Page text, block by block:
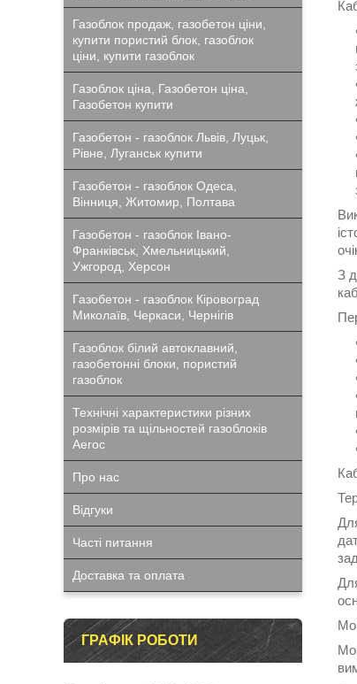
З
Газоблок продаж, газобетон ціни,
купити пористий блок, газоблок
ціни, купити газоблок
Газоблок ціна, Газобетон ціна,
Газобетон купити
Газобетон - газоблок Львів, Луцьк,
Рівне, Луганськ купити
Газобетон - газоблок Одеса,
Вінниця, Житомир, Полтава
Газобетон - газоблок Івано-
Франківськ, Хмельницький,
Ужгород, Херсон
Газобетон - газоблок Кіровоград
Миколаїв, Черкаси, Чернігів
Газоблок білий автоклавний,
газобетонні блоки, пористий
газоблок
Технічні характеристики різних
розмірів та щільностей газоблоків
Aeroc
Про нас
Відгуки
Часті питання
Доставка та оплата
ГРАФІК РОБОТИ